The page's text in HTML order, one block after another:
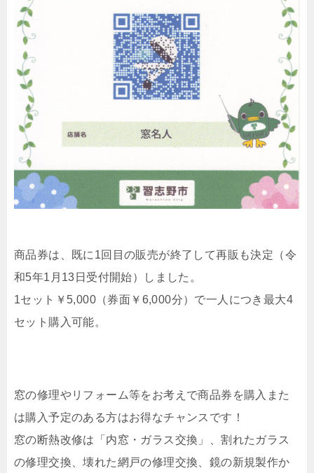
商品券は、既に1回目の販売が終了して再販も決定（令
和5年1月13日受付開始）しました。
1セット￥5,000（券面￥6,000分）で一人につき最大4
セット購入可能。
窓の修理やリフォーム等をお考えで商品券を購入また
は購入予定のある方はお得なチャンスです！
窓の断熱改修は「内窓・ガラス交換」、割れたガラス
の修理交換、壊れた網戸の修理交換、鏡の新規製作か